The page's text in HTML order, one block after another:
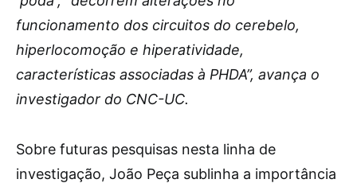
funcionamento dos circuitos do cerebelo,
hiperlocomoção e hiperatividade,
características associadas à PHDA”, avança o
investigador do CNC-UC.
Sobre futuras pesquisas nesta linha de
investigação, João Peça sublinha a importância